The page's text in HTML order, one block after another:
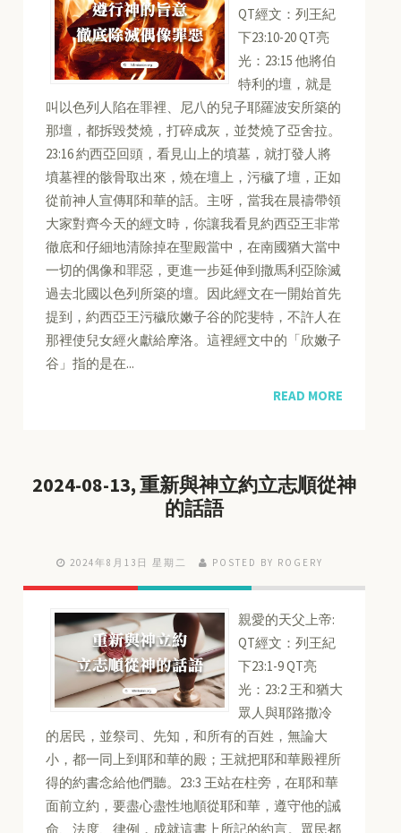
QT經文：列王紀
下23:10-20 QT亮
光：23:15 他將伯
特利的壇，就是
叫以色列人陷在罪裡、尼八的兒子耶羅波安所築的
那壇，都拆毀焚燒，打碎成灰，並焚燒了亞舍拉。
23:16 約西亞回頭，看見山上的墳墓，就打發人將
墳墓裡的骸骨取出來，燒在壇上，污穢了壇，正如
從前神人宣傳耶和華的話。主呀，當我在晨禱帶領
大家對齊今天的經文時，你讓我看見約西亞王非常
徹底和仔細地清除掉在聖殿當中，在南國猶大當中
一切的偶像和罪惡，更進一步延伸到撒馬利亞除滅
過去北國以色列所築的壇。因此經文在一開始首先
提到，約西亞王污穢欣嫩子谷的陀斐特，不許人在
那裡使兒女經火獻給摩洛。這裡經文中的「欣嫩子
谷」指的是在...
READ MORE
2024-08-13, 重新與神立約立志順從神
的話語
2024年8月13日 星期二 POSTED BY ROGERY
親愛的天父上帝:
QT經文：列王紀
下23:1-9 QT亮
光：23:2 王和猶大
眾人與耶路撒冷
的居民，並祭司、先知，和所有的百姓，無論大
小，都一同上到耶和華的殿；王就把耶和華殿裡所
得的約書念給他們聽。23:3 王站在柱旁，在耶和華
面前立約，要盡心盡性地順從耶和華，遵守他的誡
命、法度、律例，成就這書上所記的約言。眾民都